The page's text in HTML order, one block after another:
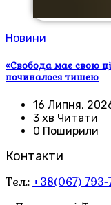
Новини
«Свобода має свою
починалося тишею
16 Липня,
3 хв Читати
0 Поширили
Контакти
Тел.: +38(067) 793-